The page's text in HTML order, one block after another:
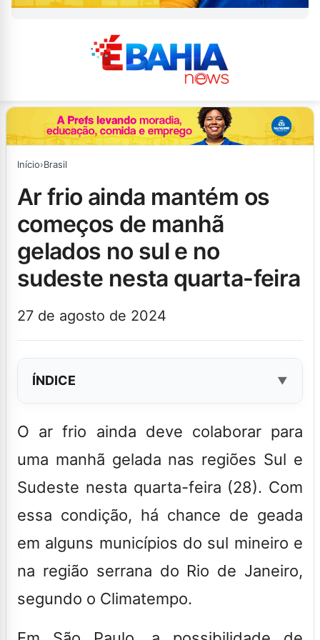
Início›Brasil
ar frio ainda mantém os
começos de manhã
gelados no sul e no
sudeste nesta quarta-feira
27 de agosto de 2024
ÍNDICE
O ar frio ainda deve colaborar para
uma manhã gelada nas regiões Sul e
Sudeste nesta quarta-feira (28). Com
essa condição, há chance de geada
em alguns municípios do sul mineiro e
na região serrana do Rio de Janeiro,
segundo o Climatempo.